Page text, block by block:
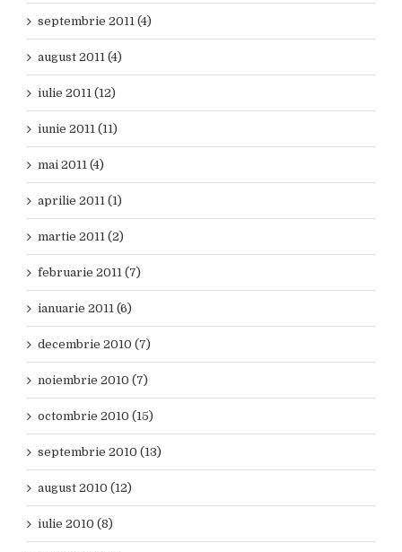
septembrie 2011 (4)
august 2011 (4)
iulie 2011 (12)
iunie 2011 (11)
mai 2011 (4)
aprilie 2011 (1)
martie 2011 (2)
februarie 2011 (7)
ianuarie 2011 (6)
decembrie 2010 (7)
noiembrie 2010 (7)
octombrie 2010 (15)
septembrie 2010 (13)
august 2010 (12)
iulie 2010 (8)